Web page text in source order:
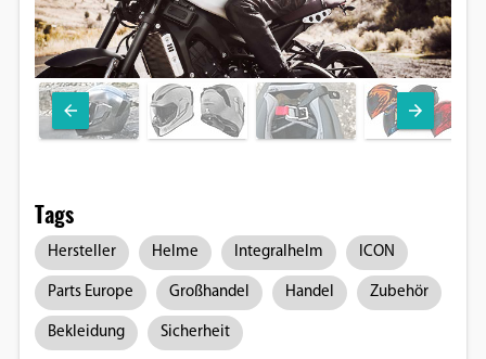
Tags
Hersteller Helme Integralhelm ICON
Parts Europe Großhandel Handel Zubehör
Bekleidung Sicherheit